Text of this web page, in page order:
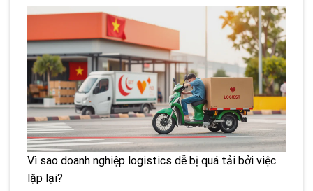
Vì sao doanh nghiệp logistics dễ bị quá tải bởi việc
lặp lại?